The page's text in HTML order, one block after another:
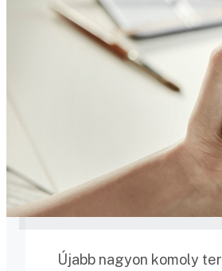
Újabb nagyon komoly